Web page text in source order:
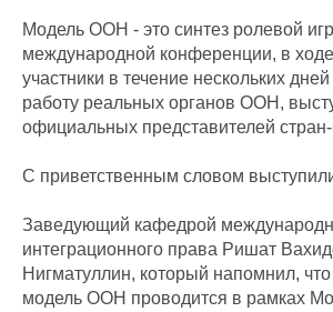
Модель ООН - это синтез ролевой
международной конференции, в
участники в течение нескольких
работу реальных органов ООН,
официальных представителей
С приветственным словом
Заведующий кафедрой
интеграционного права Ришат
Нигматуллин, который напомнил,
модель ООН проводится в рамках